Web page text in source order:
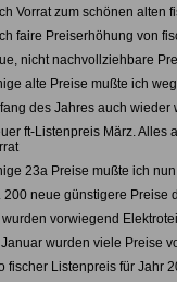
Vorrat zum schönen alten
faire Preiserhöhung von
nicht nachvollziehbare
alte Preise mußte ich
des Jahres auch
ft-Listenpreis März. Alles
23a Preise mußte ich
200 neue günstigere Preise
wurden vorwiegend
Januar wurden viele Preise
fischer Listenpreis für Jahr